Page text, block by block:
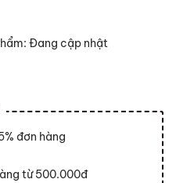
Đang cập nhật
đơn hàng
từ 500.000đ